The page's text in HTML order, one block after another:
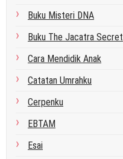
Buku Misteri DNA
Buku The Jacatra Secret
Cara Mendidik Anak
Catatan Umrahku
Cerpenku
EBTAM
Esai